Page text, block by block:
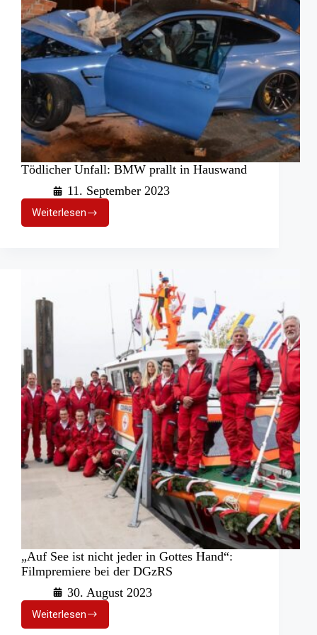
Tödlicher Unfall: BMW prallt in Hauswand
11. September 2023
Weiterlesen
Tödlicher
Unfall:
„Auf See ist nicht jeder in Gottes Hand“:
Filmpremiere bei der DGzRS
30. August 2023
Weiterlesen
„Auf
See